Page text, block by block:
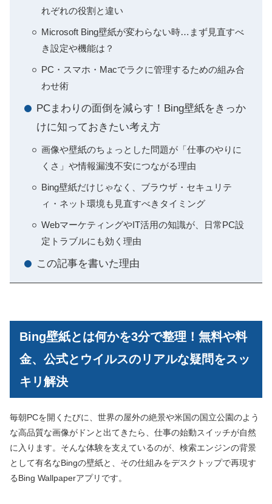
れぞれの役割と違い
Microsoft Bing壁紙が変わらない時…まず見直すべ
き設定や機能は？
PC・スマホ・Macでラクに管理するための組み合
わせ術
PCまわりの面倒を減らす！Bing壁紙をきっか
けに知っておきたい考え方
画像や壁紙のちょっとした問題が「仕事のやりに
くさ」や情報漏洩不安につながる理由
Bing壁紙だけじゃなく、ブラウザ・セキュリテ
ィ・ネット環境も見直すべきタイミング
WebマーケティングやIT活用の知識が、日常PC設
定トラブルにも効く理由
この記事を書いた理由
Bing壁紙とは何かを3分で整理！無料や料
金、公式とウイルスのリアルな疑問をスッ
キリ解決
毎朝PCを開くたびに、世界の屋外の絶景や米国の国立公園のよう
な高品質な画像がドンと出てきたら、仕事の始動スイッチが自然
に入ります。そんな体験を支えているのが、検索エンジンの背景
として有名なBingの壁紙と、その仕組みをデスクトップで再現す
るBing Wallpaperアプリです。